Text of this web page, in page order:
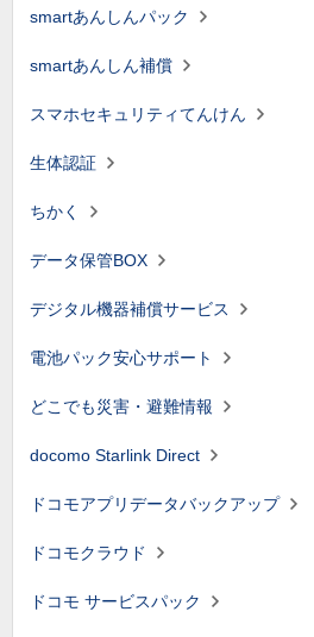
smartあんしんパック
smartあんしん補償
スマホセキュリティてんけん
生体認証
ちかく
データ保管BOX
デジタル機器補償サービス
電池パック安心サポート
どこでも災害・避難情報
docomo Starlink Direct
ドコモアプリデータバックアップ
ドコモクラウド
ドコモ サービスパック